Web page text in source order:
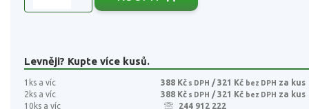
Levněji? Kupte více kusů.
1ks a víc 388 Kč s DPH / 321 Kč bez DPH za kus
2ks a víc
388 Kč s DPH / 321 Kč bez DPH za kus
10ks a víc
244 912 222